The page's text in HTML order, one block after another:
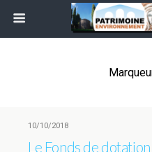
10/10/2018
Le Fonds de